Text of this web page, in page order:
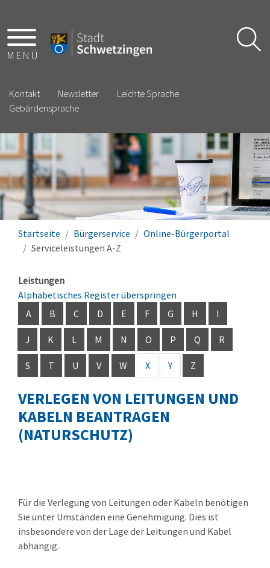
MENÜ
Kontakt Newsletter
Leichte Sprache
Gebärdensprache
Startseite Bürgerservice
Online-Bürgerportal
Serviceleistungen A-Z
Leistungen
Alphabetisches Register überspringen
A
B C D E F G H I
J K L M N O P Q R
S T U V W X Y Z
VERLEGEN VON LEITUNGEN UND
KABELN BEANTRAGEN
(NATURSCHUTZ)
Für die Verlegung von Leitungen oder Kabeln benötigen
Sie unter Umständen eine Genehmigung. Dies ist
insbesondere von der Lage der Leitungen und Kabel
abhängig.